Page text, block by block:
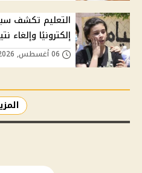
التعليم تكشف
إلكترونيًا